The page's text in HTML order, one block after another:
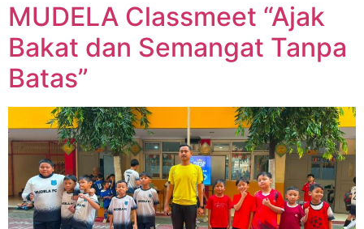
MUDELA Classmeet “Ajak
Bakat dan Semangat Tanpa
Batas”